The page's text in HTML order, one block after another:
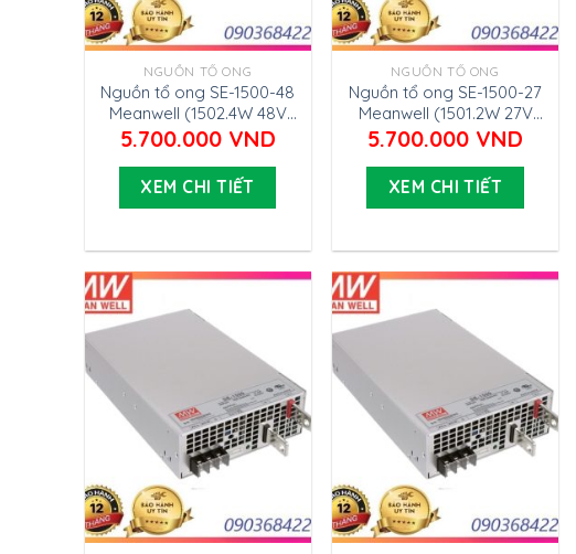
NGUỒN TỔ ONG
Nguồn tổ ong SE-1500-48
Meanwell (1502.4W 48V
31.3A)
5.700.000 VND
XEM CHI TIẾT
NGUỒN TỔ ONG
Nguồn tổ ong SE-1500-27
Meanwell (1501.2W 27V
55.6A)
5.700.000 VND
XEM CHI TIẾT